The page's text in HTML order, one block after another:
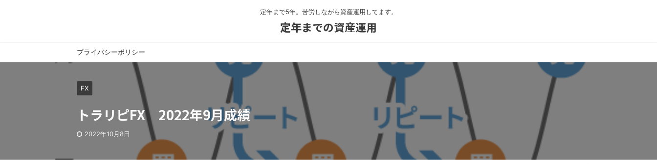
定年まで5年。苦労しながら資産運用してます。
定年までの資産運用
プライバシーポリシー
FX
トラリピFX 2022年9月成績
2022年10月8日